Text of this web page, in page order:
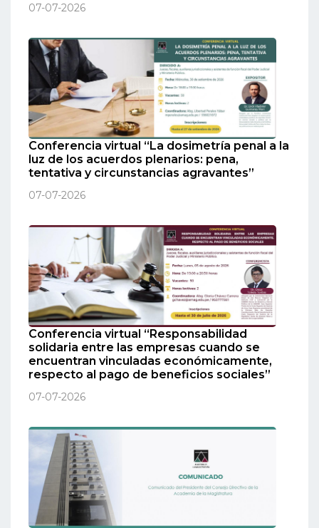
07-07-2026
Conferencia virtual “La dosimetría penal a la
luz de los acuerdos plenarios: pena,
tentativa y circunstancias agravantes”
07-07-2026
Conferencia virtual “Responsabilidad
solidaria entre las empresas cuando se
encuentran vinculadas económicamente,
respecto al pago de beneficios sociales”
07-07-2026